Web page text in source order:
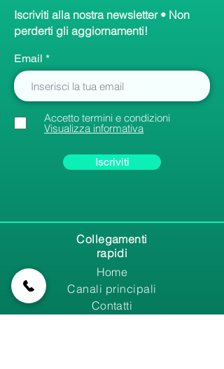
Iscriviti alla nostra newsletter • Non
perderti gli aggiornamenti!
Email
Accetto termini e condizioni
Visualizza informativa
Iscriviti
Collegamenti
rapidi
Home
Canali principali
Contatti